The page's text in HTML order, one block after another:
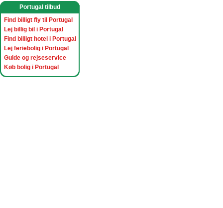
Portugal tilbud
Find billigt fly til Portugal
Lej billig bil i Portugal
Find billigt hotel i Portugal
Lej feriebolig i Portugal
Guide og rejseservice
Køb bolig i Portugal